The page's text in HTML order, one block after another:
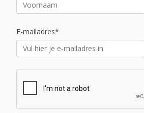
E-mailadres*